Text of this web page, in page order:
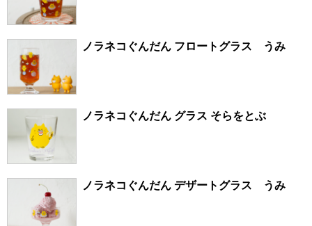
ノラネコぐんだん フロートグラス うみ
ノラネコぐんだん グラス そらをとぶ
ノラネコぐんだん デザートグラス うみ